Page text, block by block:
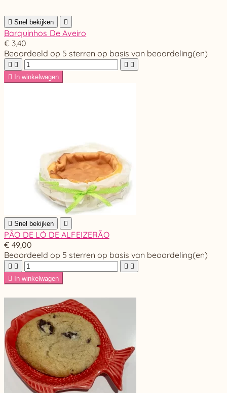
 Snel bekijken 
Barquinhos De Aveiro
€ 3,40
Beoordeeld op 5 sterren op basis van beoordeling(en)
   

In winkelwagen
 Snel bekijken 
PÃO DE LÓ DE ALFEIZERÃO
€ 49,00
Beoordeeld op 5 sterren op basis van beoordeling(en)
   

In winkelwagen